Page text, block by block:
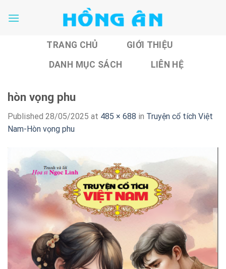
TRANG CHỦ
GIỚI THIỆU
DANH MỤC SÁCH
LIÊN HỆ
hòn vọng phu
Published 28/05/2025 at 485 × 688 in Truyện cổ tích Việt
Nam-Hòn vọng phu